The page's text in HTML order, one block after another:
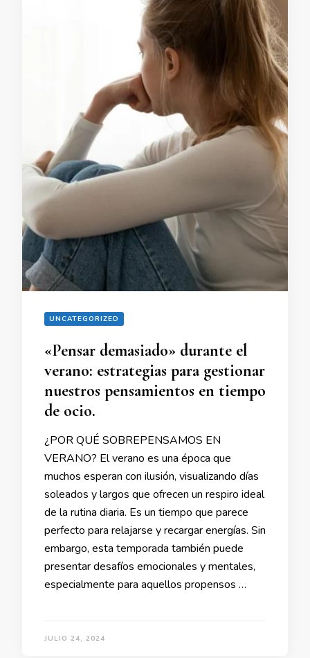
UNCATEGORIZED
«Pensar demasiado» durante el
verano: estrategias para gestionar
nuestros pensamientos en tiempo
de ocio.
¿POR QUÉ SOBREPENSAMOS EN
VERANO? El verano es una época que
muchos esperan con ilusión, visualizando días
soleados y largos que ofrecen un respiro ideal
de la rutina diaria. Es un tiempo que parece
perfecto para relajarse y recargar energías. Sin
embargo, esta temporada también puede
presentar desafíos emocionales y mentales,
especialmente para aquellos propensos …
JULIO 24, 2024